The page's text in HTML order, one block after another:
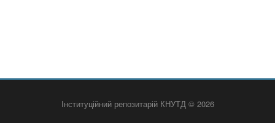
Інституційний репозитарій КНУТД © 2026